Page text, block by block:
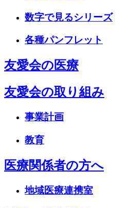
数字で見るシリーズ
各種パンフレット
友愛会の医療
友愛会の取り組み
事業計画
教育
医療関係者の方へ
地域医療連携室